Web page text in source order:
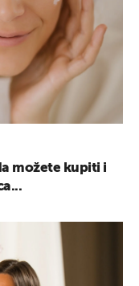
možete kupiti i